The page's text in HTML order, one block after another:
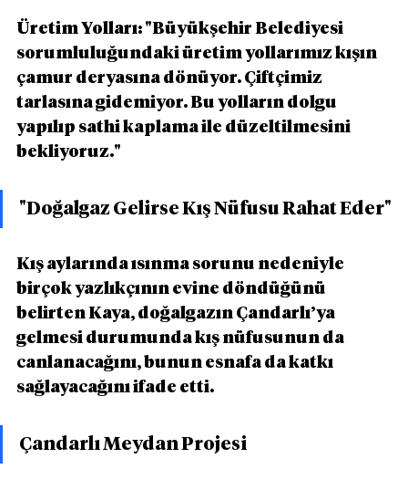
Üretim Yolları: "Büyükşehir Belediyesi
sorumluluğundaki üretim yollarımız kışın
çamur deryasına dönüyor. Çiftçimiz
tarlasına gidemiyor. Bu yolların dolgu
yapılıp sathi kaplama ile düzeltilmesini
bekliyoruz."
"Doğalgaz Gelirse Kış Nüfusu Rahat Eder"
Kış aylarında ısınma sorunu nedeniyle
birçok yazlıkçının evine döndüğünü
belirten Kaya, doğalgazın Çandarlı’ya
gelmesi durumunda kış nüfusunun da
canlanacağını, bunun esnafa da katkı
sağlayacağını ifade etti.
Çandarlı Meydan Projesi